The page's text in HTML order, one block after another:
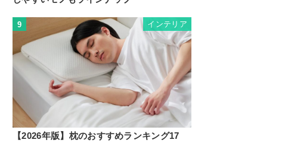
9 インテリア
【2026年版】枕のおすすめランキング17